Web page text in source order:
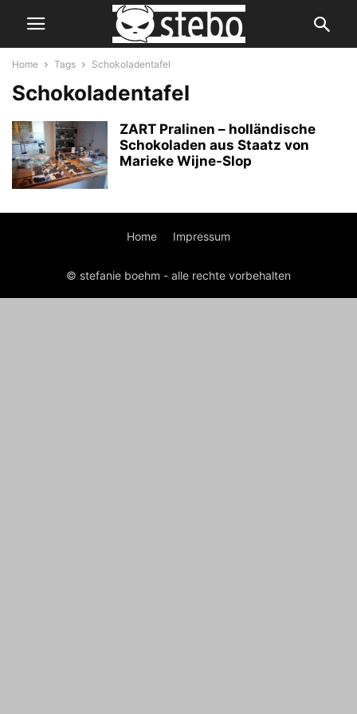
Home Tags Schokoladentafel
Schokoladentafel
ZART Pralinen – holländische
Schokoladen aus Staatz von
Marieke Wijne-Slop
Home Impressum
© stefanie boehm - alle rechte vorbehalten